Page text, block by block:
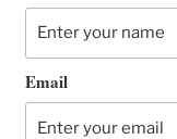
Email